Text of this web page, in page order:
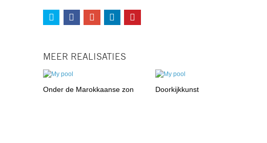
MEER REALISATIES
Onder de Marokkaanse zon Doorkijkkunst